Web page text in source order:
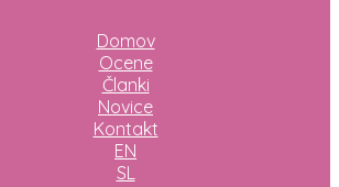
Domov
Ocene
Članki
Novice
Kontakt
EN
SL